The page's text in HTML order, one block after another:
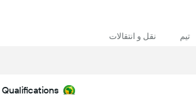
تیم نقل و انتقالات